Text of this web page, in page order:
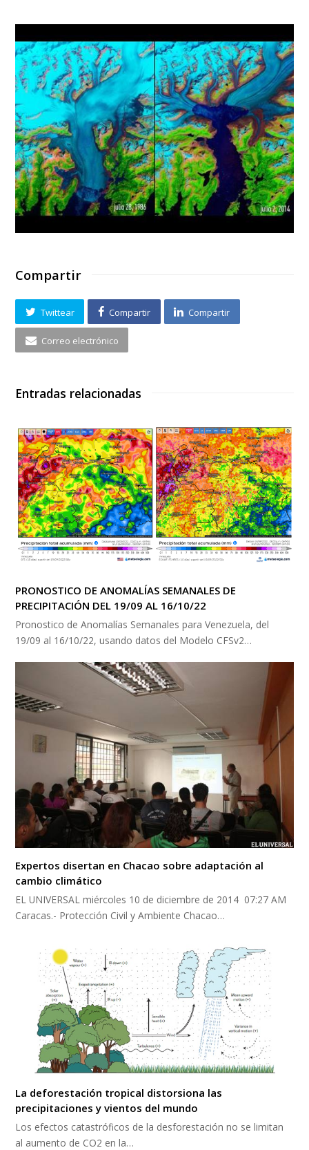
Compartir
Twittear Compartir Compartir
Correo electrónico
Entradas relacionadas
PRONOSTICO DE ANOMALÍAS SEMANALES DE
PRECIPITACIÓN DEL 19/09 AL 16/10/22
Pronostico de Anomalías Semanales para Venezuela, del
19/09 al 16/10/22, usando datos del Modelo CFSv2…
Expertos disertan en Chacao sobre adaptación al
cambio climático
EL UNIVERSAL miércoles 10 de diciembre de 2014 07:27 AM
Caracas.- Protección Civil y Ambiente Chacao…
La deforestación tropical distorsiona las
precipitaciones y vientos del mundo
Los efectos catastróficos de la desforestación no se limitan
al aumento de CO2 en la…